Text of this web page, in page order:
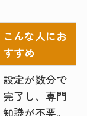
こんな人にお
すすめ
設定が数分で
完了し、専門
知識が不要。